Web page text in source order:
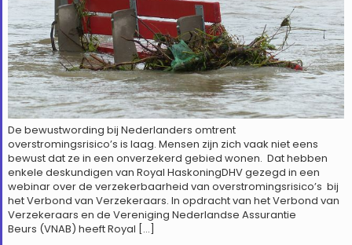
De bewustwording bij Nederlanders omtrent
overstromingsrisico’s is laag. Mensen zijn zich vaak niet eens
bewust dat ze in een onverzekerd gebied wonen. Dat hebben
enkele deskundigen van Royal HaskoningDHV gezegd in een
webinar over de verzekerbaarheid van overstromingsrisico’s bij
het Verbond van Verzekeraars. In opdracht van het Verbond van
Verzekeraars en de Vereniging Nederlandse Assurantie
Beurs (VNAB) heeft Royal […]